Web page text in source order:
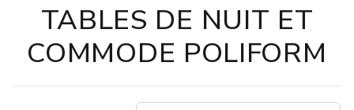
TABLES DE NUIT ET
COMMODE POLIFORM